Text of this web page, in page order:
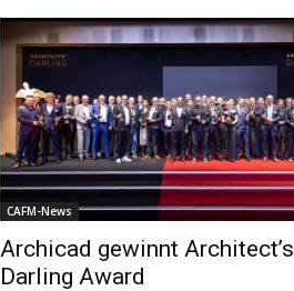
CAFM-News
Archicad gewinnt Architect’s
Darling Award